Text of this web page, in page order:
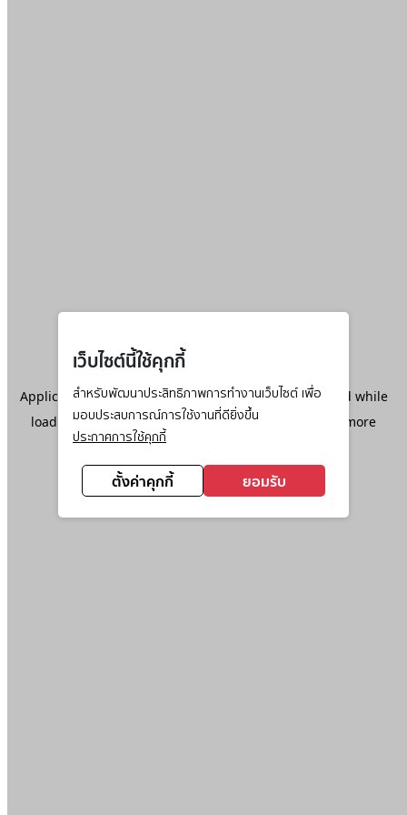
เว็บไซต์นี้ใช้คุกกี้
สำหรับพัฒนาประสิทธิภาพการทำงานเว็บไซต์ เพื่อ
มอบประสบการณ์การใช้งานที่ดียิ่งขึ้น
ประกาศการใช้คุกกี้
ตั้งค่าคุกกี้ ยอมรับ
Application error: aclient-side exception has occurred while
loadingwww.ktc.co.th(see the browser console
for more
information).